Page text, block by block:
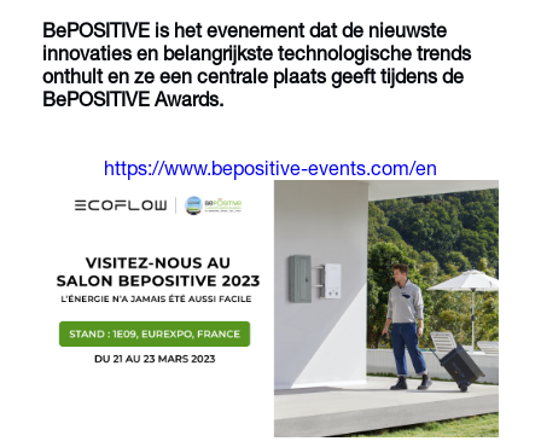
BePOSITIVE is het evenement dat de nieuwste
innovaties en belangrijkste technologische trends
onthult en ze een centrale plaats geeft tijdens de
BePOSITIVE Awards.
https://www.bepositive-events.com/en